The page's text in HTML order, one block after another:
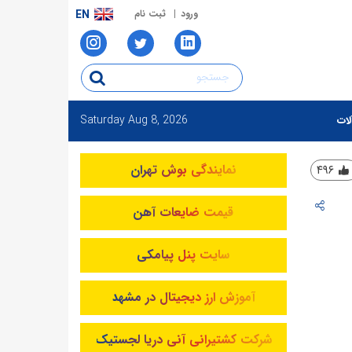
ورود ثبت نام EN
SaturdayAug 8, 2026
۴۹۶ نمایندگی بوش تهران
قیمت ضایعات آهن
سایت پنل پیامکی
آموزش ارز دیجیتال در مشهد
شرکت کشتیرانی آنی دریا لجستیک